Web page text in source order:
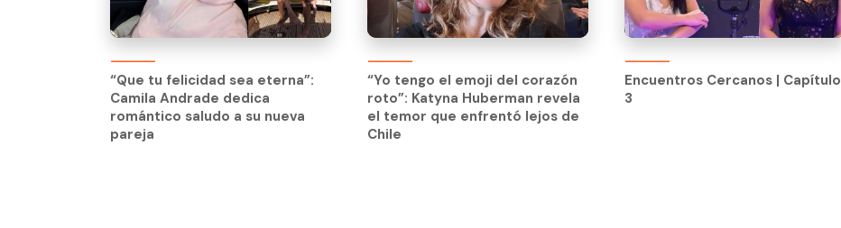
“Que tu felicidad sea eterna”:
Camila Andrade dedica
romántico saludo a su nueva
pareja
“Yo tengo el emoji del corazón
roto”: Katyna Huberman revela
el temor que enfrentó lejos de
Chile
Encuentros Cercanos | Capítulo
3
Encuentros Cercanos | Capítulo
3